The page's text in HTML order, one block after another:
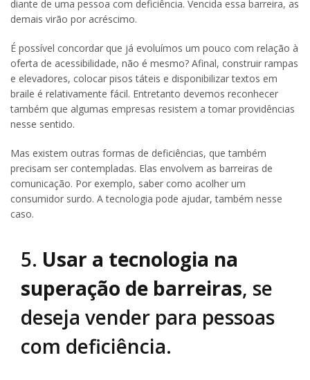
diante de uma pessoa com deficiência. Vencida essa barreira, as
demais virão por acréscimo.
É possível concordar que já evoluímos um pouco com relação à
oferta de acessibilidade, não é mesmo? Afinal, construir rampas
e elevadores, colocar pisos táteis e disponibilizar textos em
braile é relativamente fácil. Entretanto devemos reconhecer
também que algumas empresas resistem a tomar providências
nesse sentido.
Mas existem outras formas de deficiências, que também
precisam ser contempladas. Elas envolvem as barreiras de
comunicação. Por exemplo, saber como acolher um
consumidor surdo. A tecnologia pode ajudar, também nesse
caso.
5. Usar a tecnologia na
superação de barreiras, se
deseja vender para pessoas
com deficiência.